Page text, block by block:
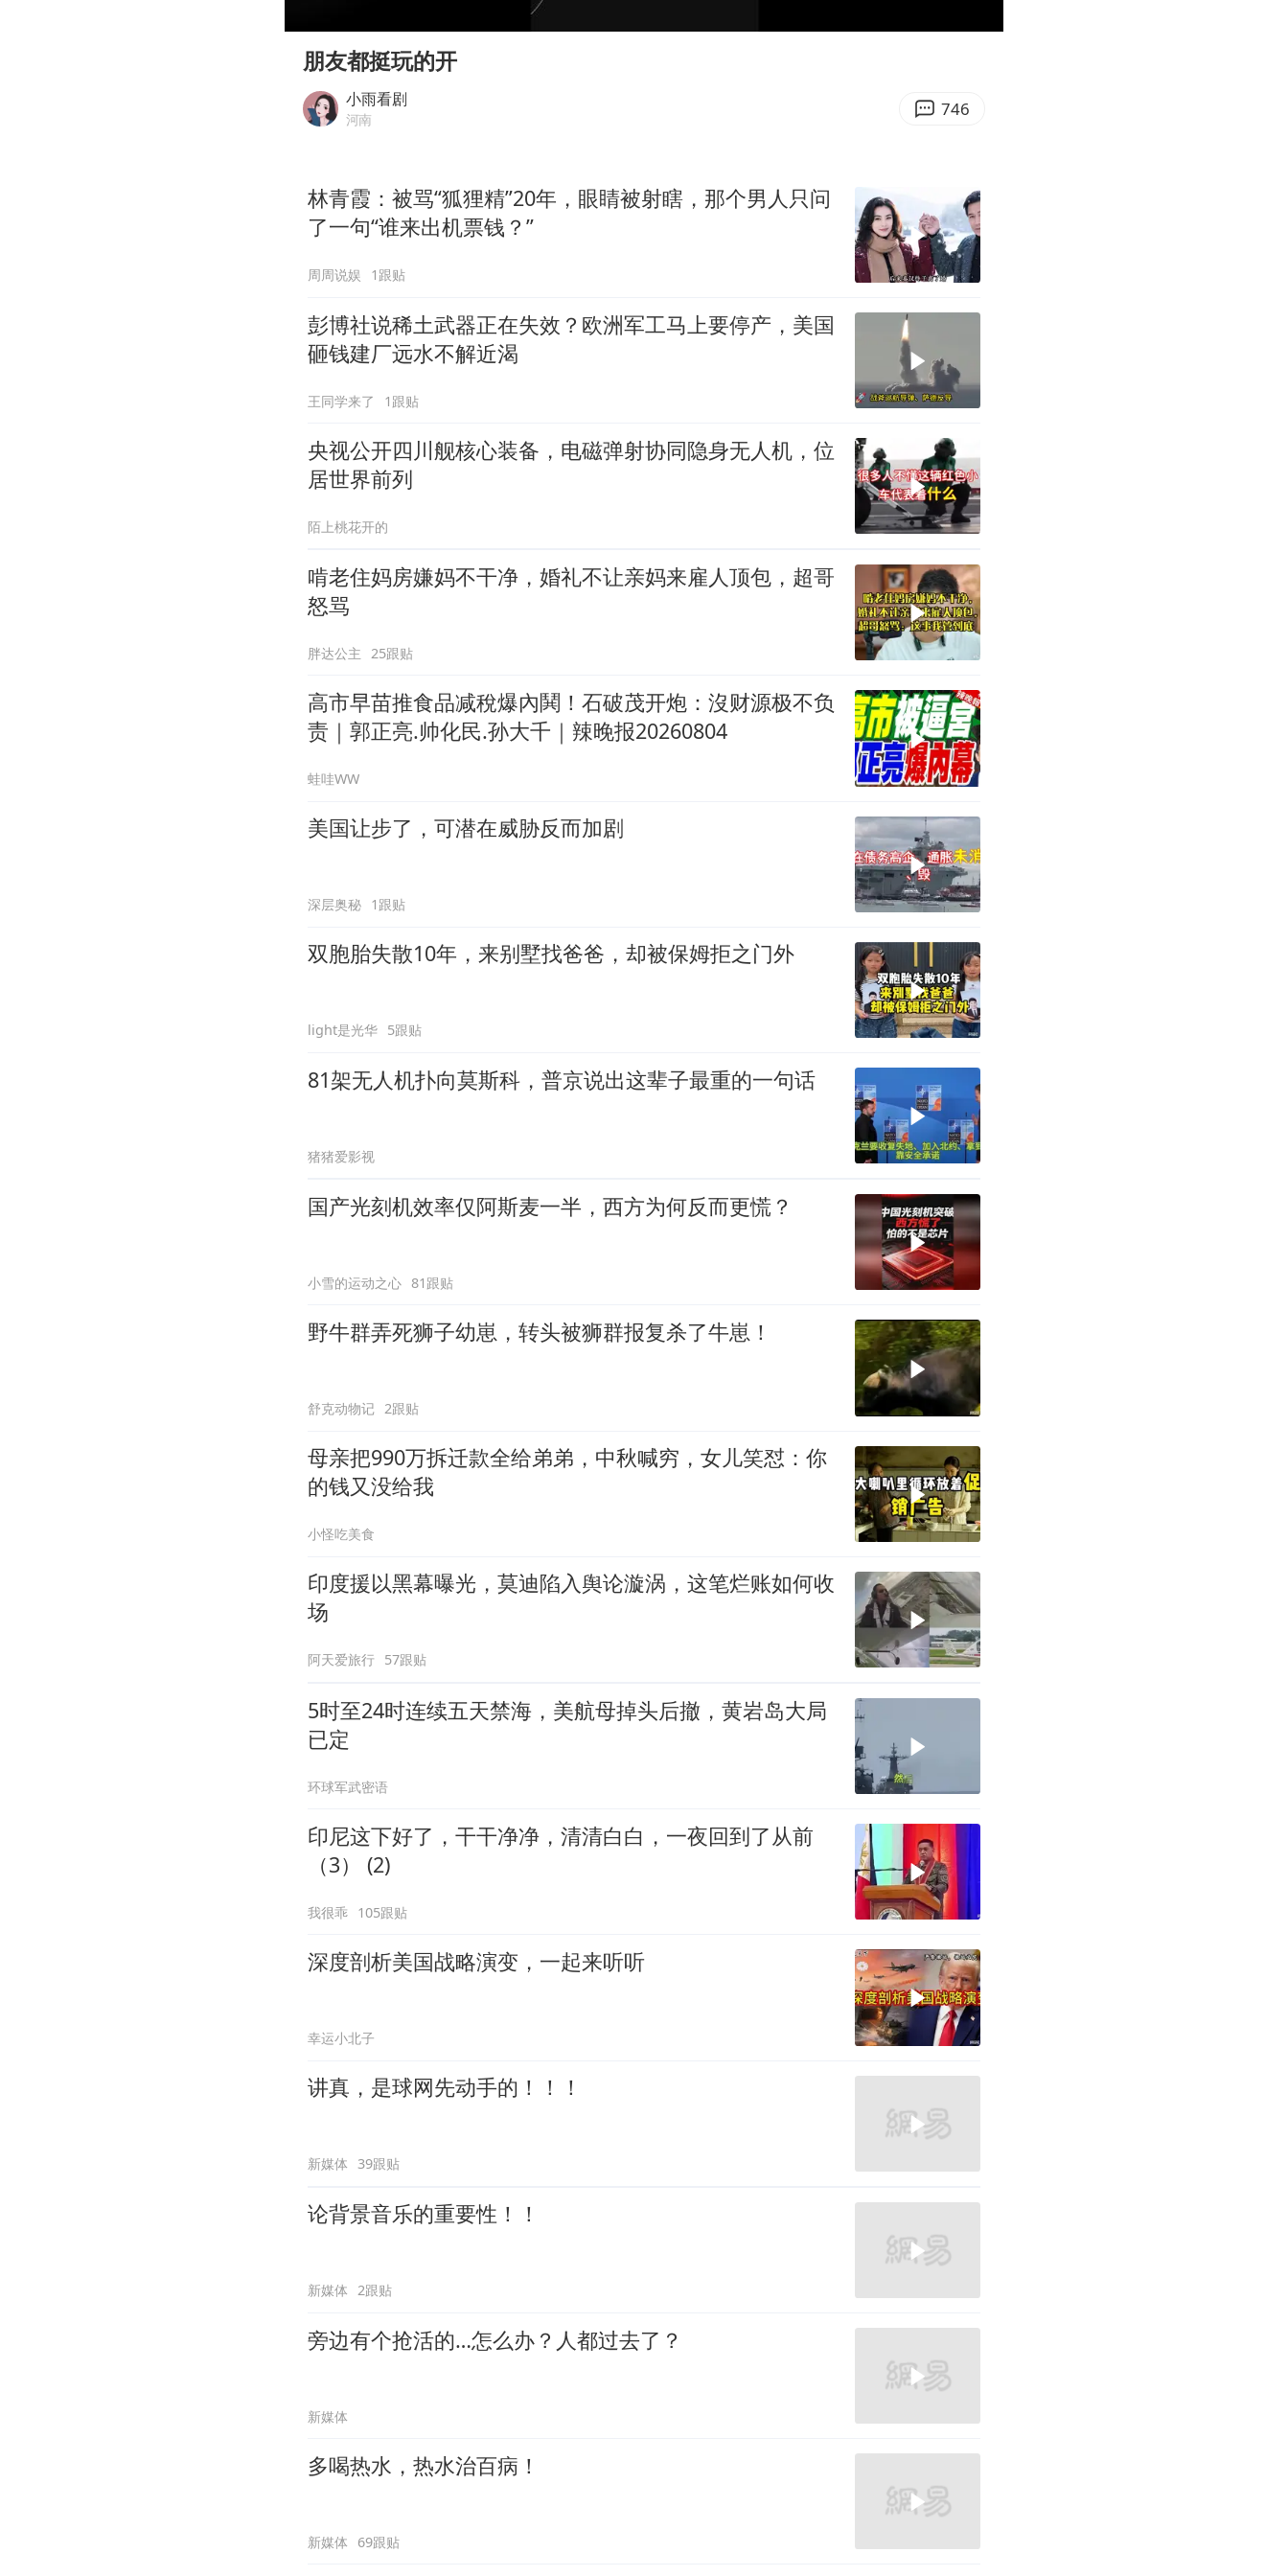
外交部发言人就广岛核爆81周年等答记者问
贵州轮胎子公司获美国退税8136万
感觉全东北都在等7号
80后女柜员逆袭成4200亿银行副行长
朋友都挺玩的开
小雨看剧
河南 746
林青霞：被骂“狐狸精”20年，眼睛被射瞎，那个男人只问
了一句“谁来出机票钱？”
周周说娱 1跟贴
彭博社说稀土武器正在失效？欧洲军工马上要停产，美国
砸钱建厂远水不解近渴
王同学来了 1跟贴
央视公开四川舰核心装备，电磁弹射协同隐身无人机，位
居世界前列
陌上桃花开的
啃老住妈房嫌妈不干净，婚礼不让亲妈来雇人顶包，超哥
怒骂
胖达公主 25跟贴
高市早苗推食品减稅爆內鬨！石破茂开炮：沒财源极不负
责｜郭正亮.帅化民.孙大千｜辣晚报20260804
蛙哇WW
美国让步了，可潜在威胁反而加剧
深层奥秘 1跟贴
双胞胎失散10年，来别墅找爸爸，却被保姆拒之门外
light是光华 5跟贴
81架无人机扑向莫斯科，普京说出这辈子最重的一句话
猪猪爱影视
国产光刻机效率仅阿斯麦一半，西方为何反而更慌？
小雪的运动之心 81跟贴
野牛群弄死狮子幼崽，转头被狮群报复杀了牛崽！
舒克动物记 2跟贴
母亲把990万拆迁款全给弟弟，中秋喊穷，女儿笑怼：你
的钱又没给我
小怪吃美食
印度援以黑幕曝光，莫迪陷入舆论漩涡，这笔烂账如何收
场
阿天爱旅行 57跟贴
5时至24时连续五天禁海，美航母掉头后撤，黄岩岛大局
已定
环球军武密语
印尼这下好了，干干净净，清清白白，一夜回到了从前
（3） (2)
我很乖 105跟贴
深度剖析美国战略演变，一起来听听
幸运小北子
讲真，是球网先动手的！！！
新媒体 39跟贴
论背景音乐的重要性！！
新媒体 2跟贴
旁边有个抢活的…怎么办？人都过去了？
新媒体
多喝热水，热水治百病！
新媒体 69跟贴